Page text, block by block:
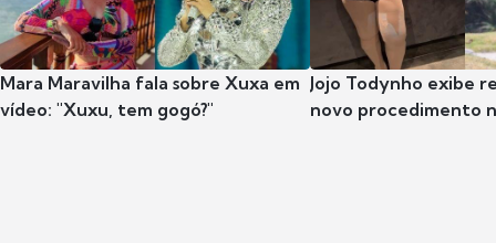
Mara Maravilha fala sobre Xuxa em
vídeo: "Xuxu, tem gogó?"
Jojo Todynho exibe
novo procedimento